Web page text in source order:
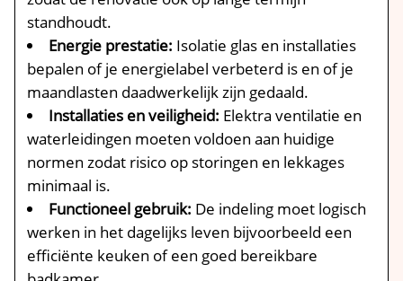
standhoudt.​
Energie prestatie: Isolatie glas en installaties
bepalen of je energielabel verbeterd is en of je
maandlasten daadwerkelijk zijn gedaald.​
Installaties en veiligheid: Elektra ventilatie en
waterleidingen moeten voldoen aan huidige
normen zodat risico op storingen en lekkages
minimaal is.​
Functioneel gebruik: De indeling moet logisch
werken in het dagelijks leven bijvoorbeeld een
efficiënte keuken of een goed bereikbare